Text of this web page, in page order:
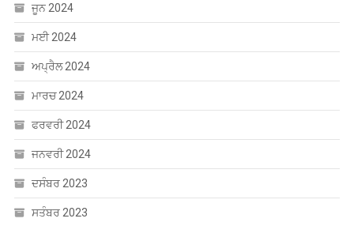
ਜੂਨ 2024
ਮਈ 2024
ਅਪ੍ਰੈਲ 2024
ਮਾਰਚ 2024
ਫਰਵਰੀ 2024
ਜਨਵਰੀ 2024
ਦਸੰਬਰ 2023
ਸਤੰਬਰ 2023